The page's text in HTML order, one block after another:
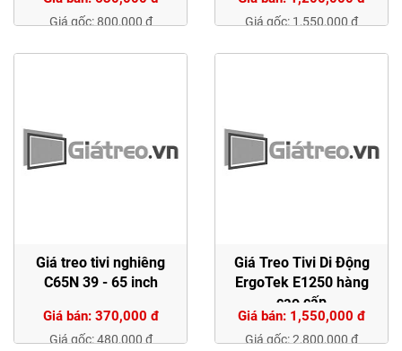
inch
Giá gốc: 800,000 đ Giá gốc: 1,550,000 đ
Giá treo tivi nghiêng
C65N 39 - 65 inch
Giá bán: 370,000 đ
Giá gốc: 480,000 đ
Giá Treo Tivi Di Động
ErgoTek E1250 hàng
cao cấp
Giá bán: 1,550,000 đ
Giá gốc: 2,800,000 đ